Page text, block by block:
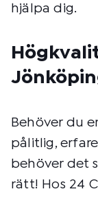
hjälpa dig.
Behöver du
pålitlig,
behöver det
rätt! Hos 24